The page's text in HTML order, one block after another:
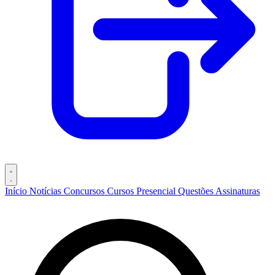
Início Notícias Concursos Cursos Presencial Questões Assinaturas